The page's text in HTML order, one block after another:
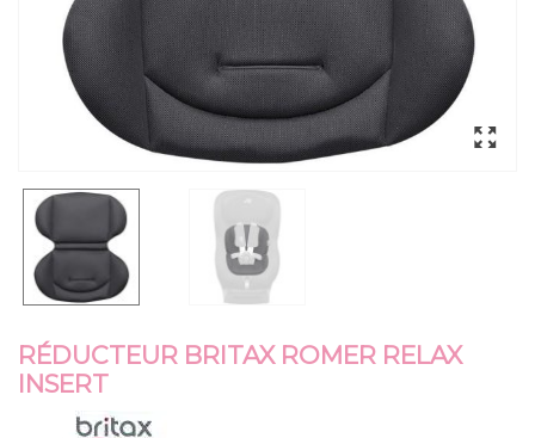
RÉDUCTEUR BRITAX ROMER RELAX
INSERT